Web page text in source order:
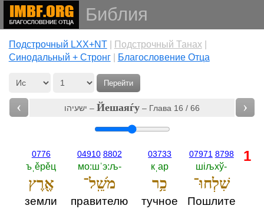
Библия
Подстрочный LXX+NT| Подстрочный Танах
Cинодальный + Стронг| Благословение Отца
Перейти
‹ ישעיהו – Йешаяѓу– Глава 16 / 66 ›
07971 8798
шiљхў-‎
שִׁלְחוּ־
Пошлите
03733
кˌар
כַ֥ר
тучное
04910 8802
мо:шˈэ:љ-‎
מֹשֵֽׁל־
правителю
0776
ъˌěрěц
אֶ֖רֶץ
земли
1